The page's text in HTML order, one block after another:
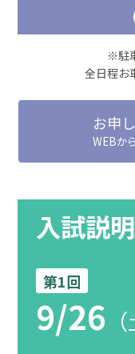
※駐
全日程お
お申
WEBか
入試説
第1回
9/26